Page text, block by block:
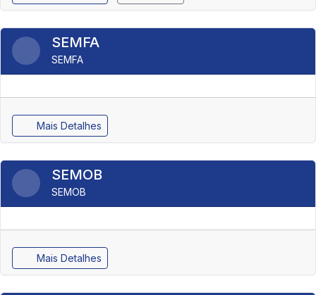
SEMFA
SEMFA
Mais Detalhes
SEMOB
SEMOB
Mais Detalhes